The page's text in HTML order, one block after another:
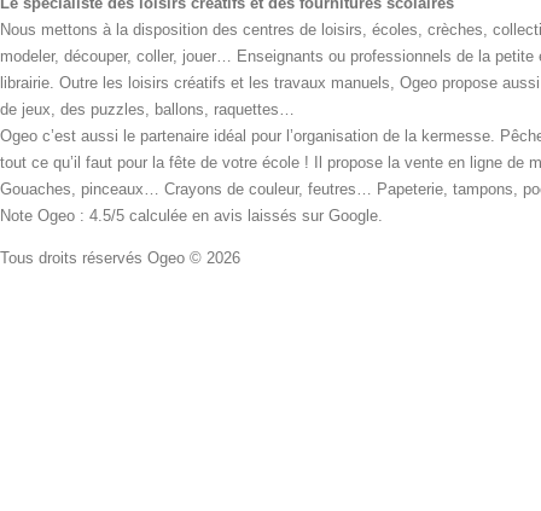
Nous mettons à la disposition des centres de loisirs, écoles, crèches,
modeler, découper, coller, jouer… Enseignants ou professionnels de la
librairie. Outre les loisirs créatifs et les travaux manuels, Ogeo propose
de jeux, des puzzles, ballons, raquettes…
Ogeo c’est aussi le partenaire idéal pour l’organisation de la kermesse.
tout ce qu’il faut pour la fête de votre école ! Il propose la vente en ligne
Gouaches, pinceaux… Crayons de couleur, feutres… Papeterie, tampons,
Note Ogeo : 4.5/5 calculée en avis laissés sur Google.
Tous droits réservés Ogeo © 2026